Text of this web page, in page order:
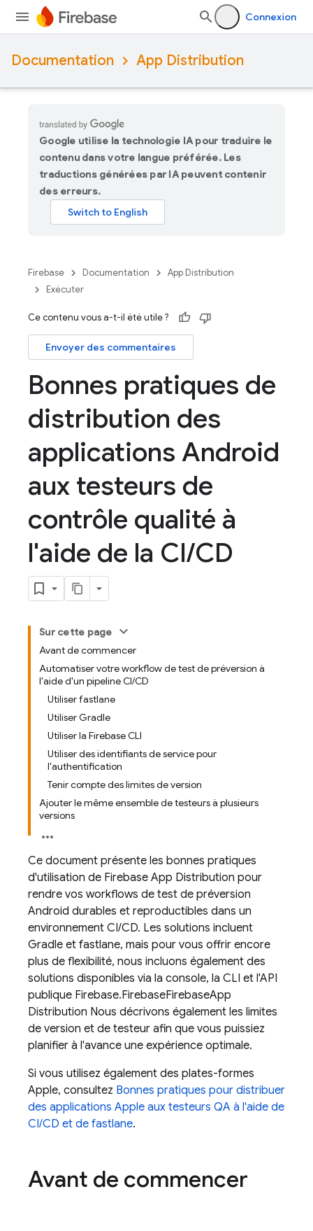
Connexion
Documentation App Distribution
Google utilise la technologie IA pour traduire le
contenu dans votre langue préférée. Les
traductions générées par IA peuvent contenir
des erreurs.
Firebase Documentation
App Distribution
Exécuter
Ce contenu vous a-t-il été utile ?
Envoyer des commentaires
Bonnes pratiques de
distribution des
applications Android
aux testeurs de
contrôle qualité à
l'aide de la CI/CD
Sur cette page
Avant de commencer
Automatiser votre workflow de test de préversion à
l'aide d'un pipeline CI/CD
Utiliser fastlane
Utiliser Gradle
Utiliser la Firebase CLI
Utiliser des identifiants de service pour
l'authentification
Tenir compte des limites de version
Ajouter le même ensemble de testeurs à plusieurs
versions
Ce document présente les bonnes pratiques
d'utilisation de Firebase App Distribution pour
rendre vos workflows de test de préversion
Android durables et reproductibles dans un
environnement CI/CD. Les solutions incluent
Gradle et fastlane, mais pour vous offrir encore
plus de flexibilité, nous incluons également des
solutions disponibles via la console, la CLI et l'API
publique Firebase.FirebaseFirebaseApp
Distribution Nous décrivons également les limites
de version et de testeur afin que vous puissiez
planifier à l'avance une expérience optimale.
Si vous utilisez également des plates-formes
Apple, consultez Bonnes pratiques pour distribuer
des applications Apple aux testeurs QA à l'aide de
CI/CD et de fastlane.
Avant de commencer